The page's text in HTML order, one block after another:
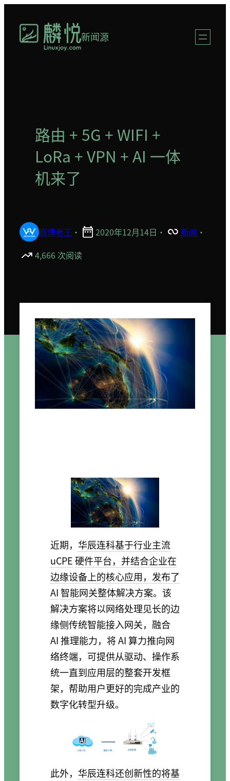
新闻源
路由 + 5G + WIFI +
LoRa + VPN + AI 一体
机来了
赛博老王 · 2020年12月14日 · 新闻 ·
4,666 次阅读
近期， 华辰连科基于行业主流
uCPE硬件平台，并结合企业在
边缘设备上的核心应用，发布了
AI智能网关整体解决方案。该
解决方案将以网络处理见长的边
缘侧传统智能接入网关，融合
AI 推理能力，将 AI 算力推向网
络终端，可提供从驱动、操作系
统一直到应用层的整套开发框
架，帮助用户更好的完成产业的
数字化转型升级。
此外， 华辰连科还创新性的将基